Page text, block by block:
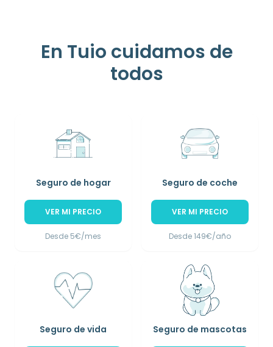
En Tuio cuidamos de
todos
Seguro de hogar
VER MI PRECIO
Desde 5€/mes
Seguro de coche
VER MI PRECIO
Desde 149€/año
Seguro de vida Seguro de mascotas